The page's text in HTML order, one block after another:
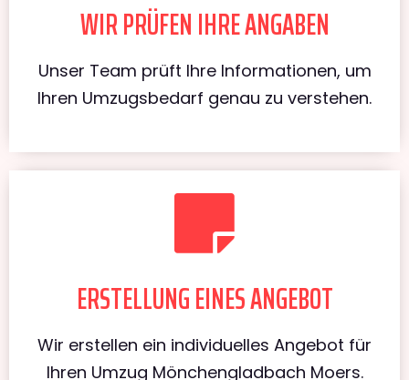
WIR PRÜFEN IHRE ANGABEN
Unser Team prüft Ihre Informationen, um
Ihren Umzugsbedarf genau zu verstehen.
ERSTELLUNG EINES ANGEBOT
Wir erstellen ein individuelles Angebot für
Ihren Umzug Mönchengladbach Moers.